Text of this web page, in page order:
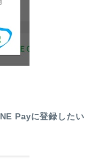
Payに登録したい